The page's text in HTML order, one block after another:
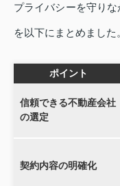
プライバシーを守り
を以下にまとめました
ポイント
信頼できる不動産会社
の選定
契約内容の明確化